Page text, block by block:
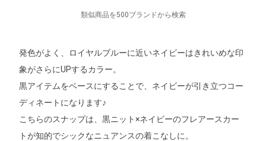
類似商品を500ブランドから検索
発色がよく、ロイヤルブルーに近いネイビーはきれいめな印
象がさらにUPするカラー。
黒アイテムをベースにすることで、ネイビーが引き立つコー
ディネートになります♪
こちらのスナップは、黒ニット×ネイビーのフレアースカー
トが知的でシックなニュアンスの着こなしに。